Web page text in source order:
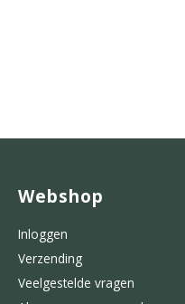
Webshop
Inloggen
Verzending
Veelgestelde vragen